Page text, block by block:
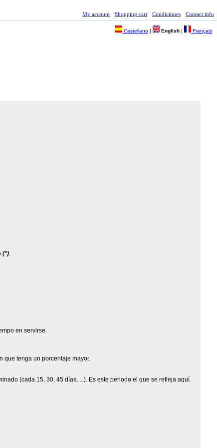
My account Shopping cart Condiciones Contact info
Castellano | English | Français
(*).
en servirse.
que tenga un porcentaje mayor.
(cada 15, 30, 45 días, ...). Es este periodo el que se refleja aquí.